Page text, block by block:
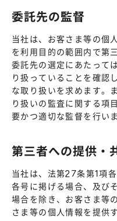
委託先の監督
当社は、お客さま等の個
を利用目的の範囲内で第
委託先の選定にあたって
り扱っていることを確認
な取り扱いを求めます。
り扱いの監査に関する項
要かつ適切な監督を行いま
第三者への提供・
当社は、法第27条第1項
各号に掲げる場合、及び
場合を除き、お客さま等
さま等の個人情報を提供